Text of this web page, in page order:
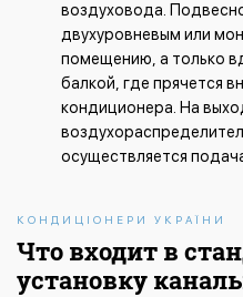
воздуховода.
двухуровневым или
помещению, а только
балкой, где прячется
кондиционера. На
осуществляется
КОНДИЦІОНЕРИ УКРАЇНИ
Что входит в
установку